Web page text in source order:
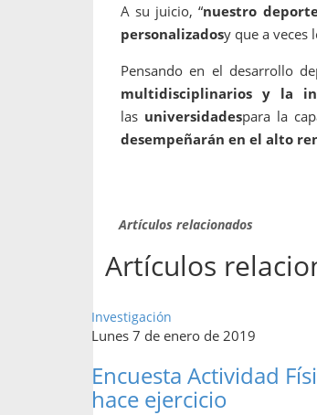
A su juicio, “nuestro
personalizadosy que a veces
Pensando en el desarrollo
multidisciplinarios y la
las universidadespara la
desempeñarán en el alto
Artículos relacionados
Artículos
Investigación
Lunes 7 de enero de 2019
Encuesta Actividad
hace ejercicio